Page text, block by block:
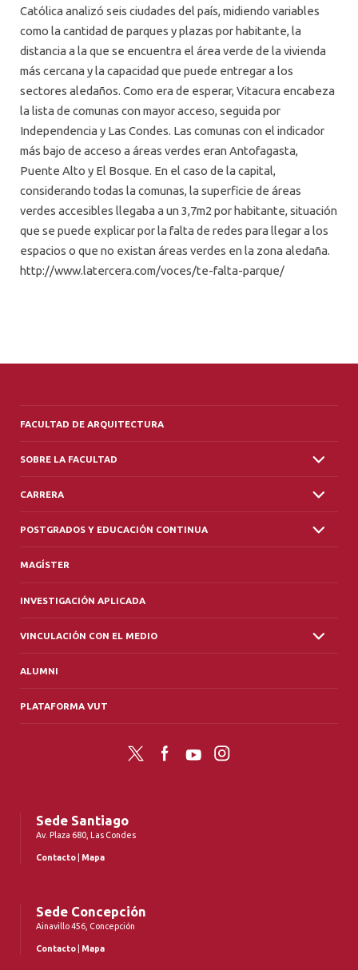
Católica analizó seis ciudades del país, midiendo variables
como la cantidad de parques y plazas por habitante, la
distancia a la que se encuentra el área verde de la vivienda
más cercana y la capacidad que puede entregar a los
sectores aledaños. Como era de esperar, Vitacura encabeza
la lista de comunas con mayor acceso, seguida por
Independencia y Las Condes. Las comunas con el indicador
más bajo de acceso a áreas verdes eran Antofagasta,
Puente Alto y El Bosque. En el caso de la capital,
considerando todas la comunas, la superficie de áreas
verdes accesibles llegaba a un 3,7m2 por habitante, situación
que se puede explicar por la falta de redes para llegar a los
espacios o que no existan áreas verdes en la zona aledaña.
http://www.latercera.com/voces/te-falta-parque/
FACULTAD DE ARQUITECTURA
SOBRE LA FACULTAD
CARRERA
POSTGRADOS Y EDUCACIÓN CONTINUA
MAGÍSTER
INVESTIGACIÓN APLICADA
VINCULACIÓN CON EL MEDIO
ALUMNI
PLATAFORMA VUT
Twitter FacebookYouTubeInstagram
Sede Santiago
Av. Plaza 680, Las Condes
Contacto Mapa
Sede Concepción
Ainavillo 456, Concepción
Contacto Mapa